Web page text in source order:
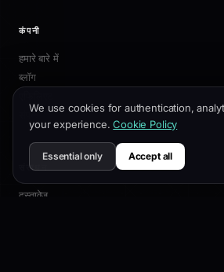
कंपनी
हमारे बारे में
ब्लॉग
संपर्क
संसाधन
दस्तावेज़
We use cookies for authentication,
your experience. Cookie Policy
Essential only Accept all